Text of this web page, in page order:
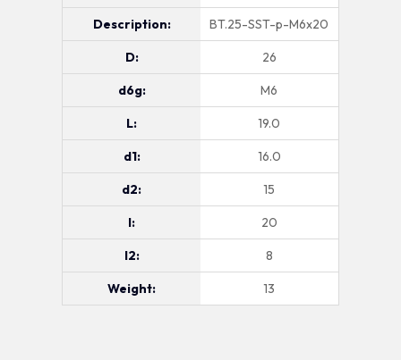
Description: BT.25-SST-p-M6x20
D: 26
d6g: M6
L: 19.0
d1: 16.0
d2: 15
l: 20
l2: 8
Weight: 13